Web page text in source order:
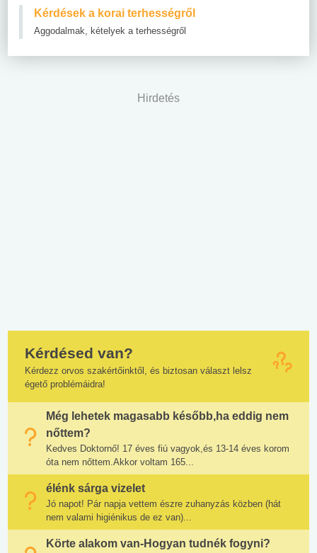
Kérdések a korai terhességről
Aggodalmak, kételyek a terhességről
Hirdetés
Kérdésed van?
Kérdezz orvos szakértőinktől, és biztosan választ lelsz
égető problémáidra!
Még lehetek magasabb később,ha eddig nem
nőttem?
Kedves Doktornő! 17 éves fiú vagyok,és 13-14 éves korom
óta nem nőttem.Akkor voltam 165...
élénk sárga vizelet
Jó napot! Pár napja vettem észre zuhanyzás közben (hát
nem valami higiénikus de ez van)...
Körte alakom van-Hogyan tudnék fogyni?